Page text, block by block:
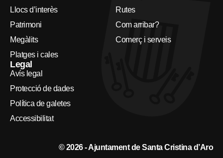
Llocs d’interès
Patrimoni
Megàlits
Platges i cales
Rutes
Com arribar?
Comerç i serveis
Legal
Avís legal
Protecció de dades
Política de galetes
Accessibilitat
© 2026 - Ajuntament de Santa Cristina d’Aro